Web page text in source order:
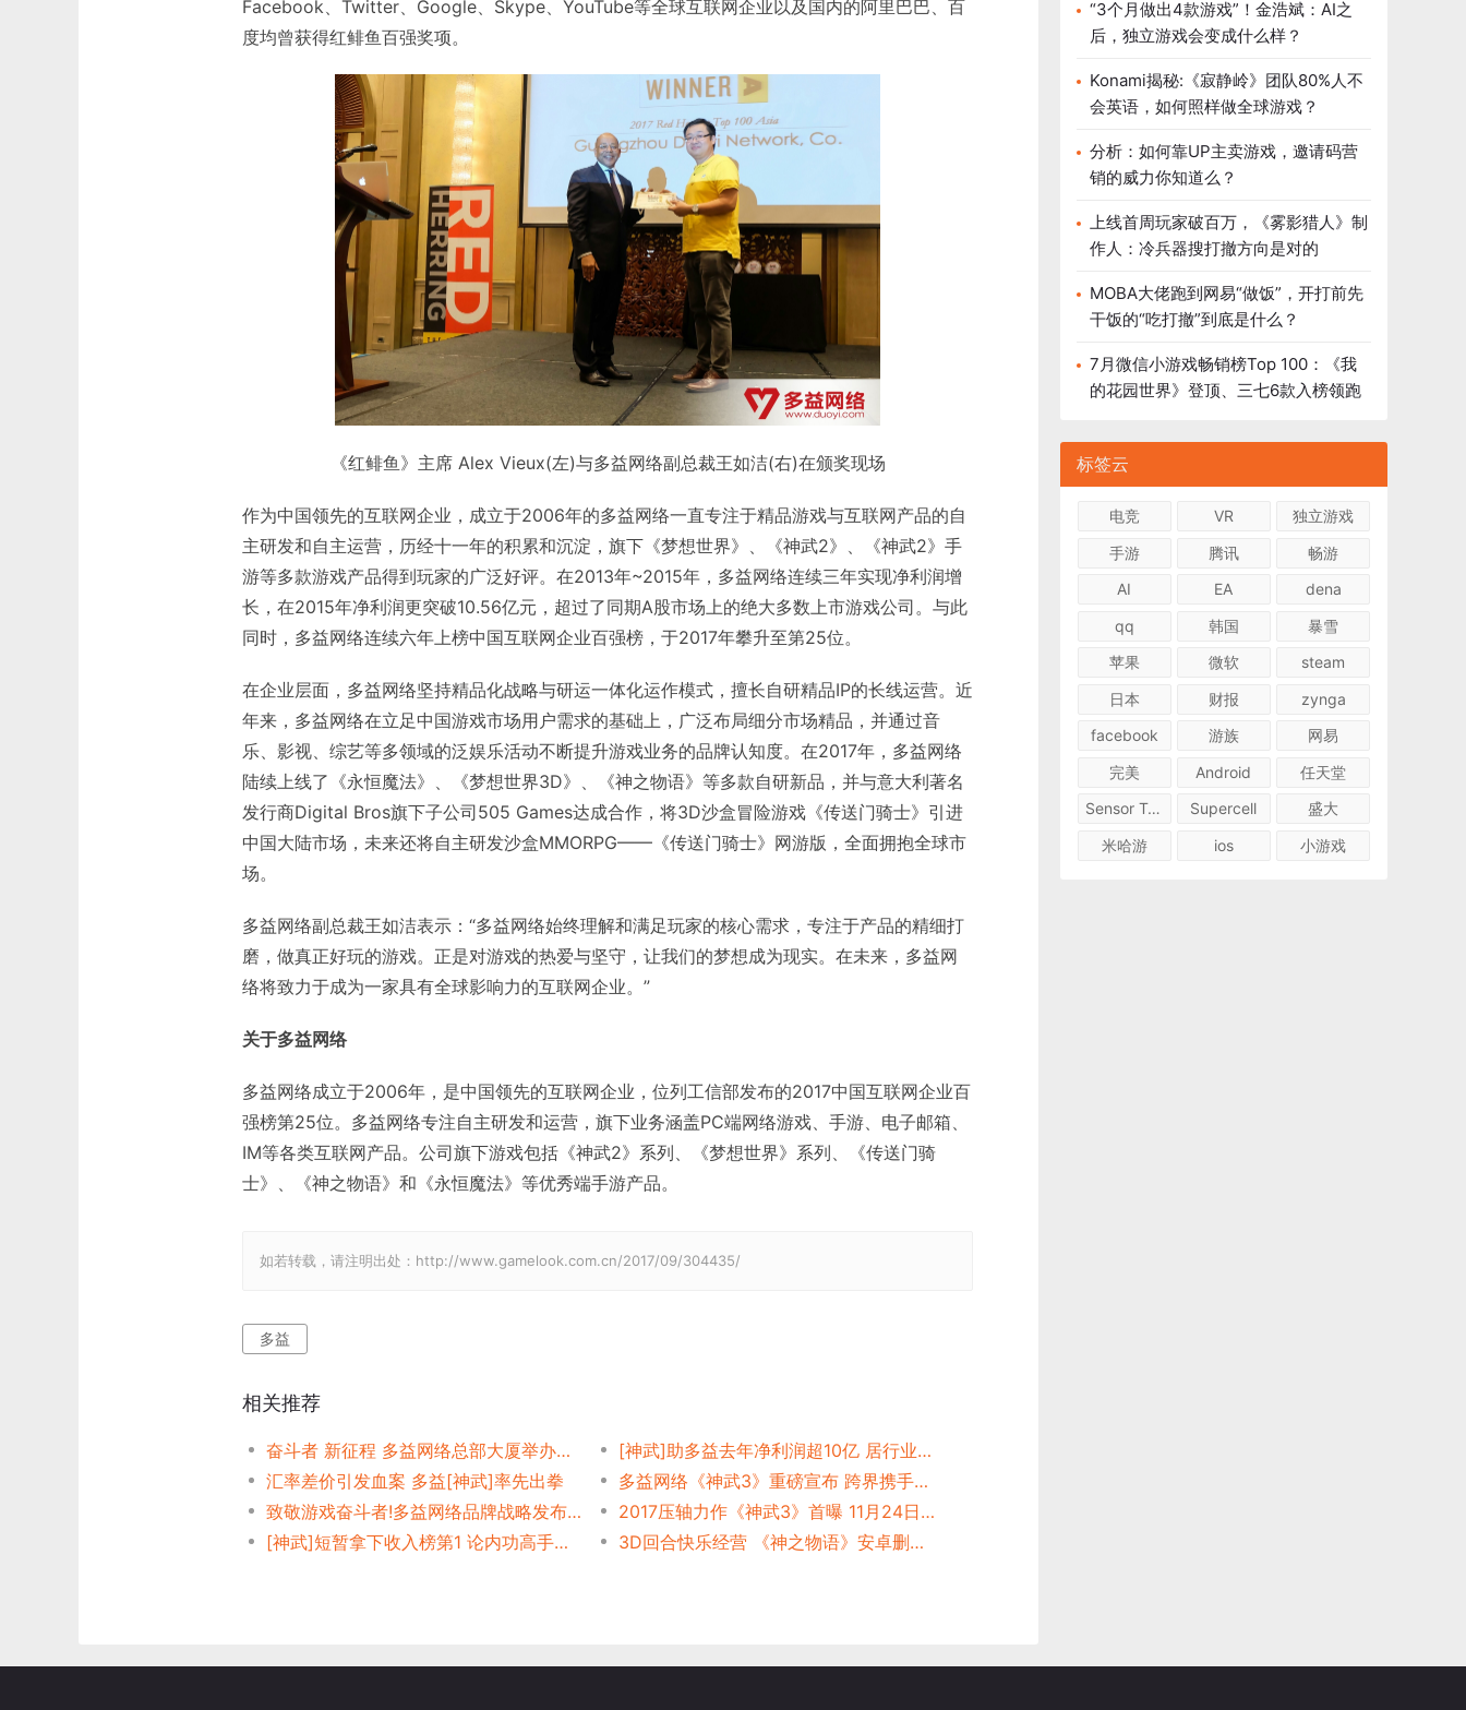
Facebook、Twitter、Google、Skype、YouTube等全球互联网企业以及国内的阿里巴巴、百
度均曾获得红鲱鱼百强奖项。
《红鲱鱼》主席 Alex Vieux(左)与多益网络副总裁王如洁(右)在颁奖现场
作为中国领先的互联网企业，成立于2006年的多益网络一直专注于精品游戏与互联网产品的自
主研发和自主运营，历经十一年的积累和沉淀，旗下《梦想世界》、《神武2》、《神武2》手
游等多款游戏产品得到玩家的广泛好评。在2013年~2015年，多益网络连续三年实现净利润增
长，在2015年净利润更突破10.56亿元，超过了同期A股市场上的绝大多数上市游戏公司。与此
同时，多益网络连续六年上榜中国互联网企业百强榜，于2017年攀升至第25位。
在企业层面，多益网络坚持精品化战略与研运一体化运作模式，擅长自研精品IP的长线运营。近
年来，多益网络在立足中国游戏市场用户需求的基础上，广泛布局细分市场精品，并通过音
乐、影视、综艺等多领域的泛娱乐活动不断提升游戏业务的品牌认知度。在2017年，多益网络
陆续上线了《永恒魔法》、《梦想世界3D》、《神之物语》等多款自研新品，并与意大利著名
发行商Digital Bros旗下子公司505 Games达成合作，将3D沙盒冒险游戏《传送门骑士》引进
中国大陆市场，未来还将自主研发沙盒MMORPG——《传送门骑士》网游版，全面拥抱全球市
场。
多益网络副总裁王如洁表示：“多益网络始终理解和满足玩家的核心需求，专注于产品的精细打
磨，做真正好玩的游戏。正是对游戏的热爱与坚守，让我们的梦想成为现实。在未来，多益网
络将致力于成为一家具有全球影响力的互联网企业。”
关于多益网络
多益网络成立于2006年，是中国领先的互联网企业，位列工信部发布的2017中国互联网企业百
强榜第25位。多益网络专注自主研发和运营，旗下业务涵盖PC端网络游戏、手游、电子邮箱、
IM等各类互联网产品。公司旗下游戏包括《神武2》系列、《梦想世界》系列、《传送门骑
士》、《神之物语》和《永恒魔法》等优秀端手游产品。
如若转载，请注明出处：http://www.gamelook.com.cn/2017/09/304435/
多益
相关推荐
奋斗者 新征程 多益网络总部大厦举办动工活动
[神武]助多益去年净利润超10亿 居行业第4
汇率差价引发血案 多益[神武]率先出拳
多益网络《神武3》重磅宣布 跨界携手中移动音乐盛典咪咕汇
致敬游戏奋斗者!多益网络品牌战略发布会在广州召开
2017压轴力作《神武3》首曝 11月24日震撼上线
[神武]短暂拿下收入榜第1 论内功高手的慢
3D回合快乐经营 《神之物语》安卓删档测试开启
“3个月做出4款游戏”！金浩斌：AI之
后，独立游戏会变成什么样？
Konami揭秘:《寂静岭》团队80%人不
会英语，如何照样做全球游戏？
分析：如何靠UP主卖游戏，邀请码营
销的威力你知道么？
上线首周玩家破百万，《雾影猎人》制
作人：冷兵器搜打撤方向是对的
MOBA大佬跑到网易“做饭”，开打前先
干饭的“吃打撤”到底是什么？
7月微信小游戏畅销榜Top 100：《我
的花园世界》登顶、三七6款入榜领跑
标签云
电竞 VR
独立游戏
手游
腾讯
畅游
AI
EA
dena
qq
韩国
暴雪
苹果
微软
steam
日本
财报
zynga
facebook
游族
网易
完美
Android
任天堂
Sensor Tower
Supercell
盛大
米哈游
ios 小游戏